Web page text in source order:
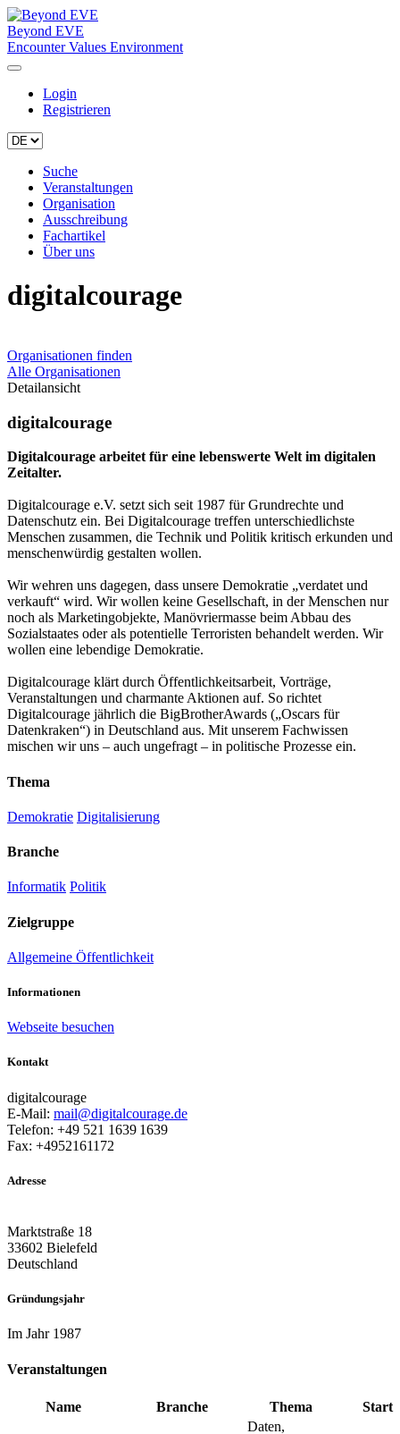
Beyond EVE
Encounter Values Environment
Login
Registrieren
Suche
Veranstaltungen
Organisation
Ausschreibung
Fachartikel
Über uns
digitalcourage
Organisationen finden
Alle Organisationen
Detailansicht
digitalcourage
Digitalcourage arbeitet für eine lebenswerte Welt im digitalen
Zeitalter.
Digitalcourage e.V. setzt sich seit 1987 für Grundrechte und
Datenschutz ein. Bei Digitalcourage treffen unterschiedlichste
Menschen zusammen, die Technik und Politik kritisch erkunden und
menschenwürdig gestalten wollen.
Wir wehren uns dagegen, dass unsere Demokratie „verdatet und
verkauft“ wird. Wir wollen keine Gesellschaft, in der Menschen nur
noch als Marketingobjekte, Manövriermasse beim Abbau des
Sozialstaates oder als potentielle Terroristen behandelt werden. Wir
wollen eine lebendige Demokratie.
Digitalcourage klärt durch Öffentlichkeitsarbeit, Vorträge,
Veranstaltungen und charmante Aktionen auf. So richtet
Digitalcourage jährlich die BigBrotherAwards („Oscars für
Datenkraken“) in Deutschland aus. Mit unserem Fachwissen
mischen wir uns – auch ungefragt – in politische Prozesse ein.
Thema
Demokratie Digitalisierung
Branche
Informatik Politik
Zielgruppe
Allgemeine Öffentlichkeit
Informationen
Webseite besuchen
Kontakt
digitalcourage
E-Mail: mail@digitalcourage.de
Telefon: +49 521 1639 1639
Fax: +4952161172
Adresse
Marktstraße 18
33602 Bielefeld
Deutschland
Gründungsjahr
Im Jahr 1987
Veranstaltungen
Name Branche Thema Start
Daten,